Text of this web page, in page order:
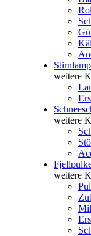
weitere
weitere
weitere